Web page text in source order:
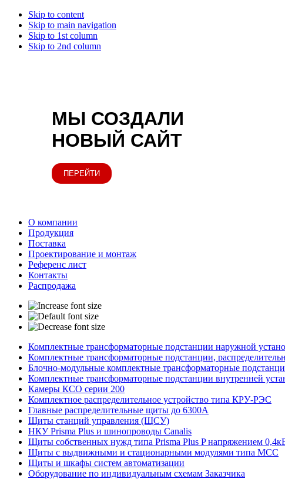
Skip to content
Skip to main navigation
Skip to 1st column
Skip to 2nd column
МЫ СОЗДАЛИ
НОВЫЙ САЙТ
ПЕРЕЙТИ
О компании
Продукция
Поставка
Проектирование и монтаж
Референс лист
Контакты
Распродажа
Комплектные трансформаторные подстанции наружной
Комплектные трансформаторные подстанции,
Блочно-модульные комплектные трансформаторные
Комплектные трансформаторные подстанции внутренней
Камеры КСО серии 200
Комплектное распределительное устройство типа КРУ-РЭС
Главные распределительные щиты до 6300А
Щиты станций управления (ЩСУ)
НКУ Prisma Plus и шинопроводы Canalis
Щиты собственных нужд типа Prisma Plus P напряжением
Щиты с выдвижными и стационарными модулями типа МСС
Щиты и шкафы систем автоматизации
Оборудование по индивидуальным схемам Заказчика